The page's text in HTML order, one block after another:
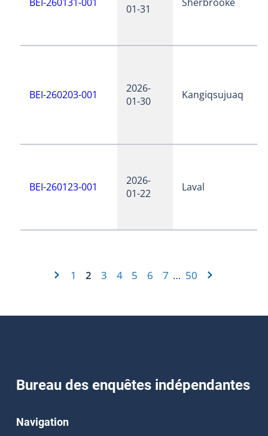
01-31
BEI-260203-001
2026-
01-30
Kangiqsujuaq
BEI-260123-001
2026-
01-22
Laval
1 2 3 4 5 6 7 … 50
Bureau des enquêtes indépendantes
Navigation